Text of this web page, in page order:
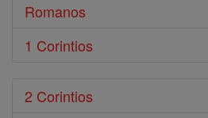
Romanos
1 Corintios
2 Corintios